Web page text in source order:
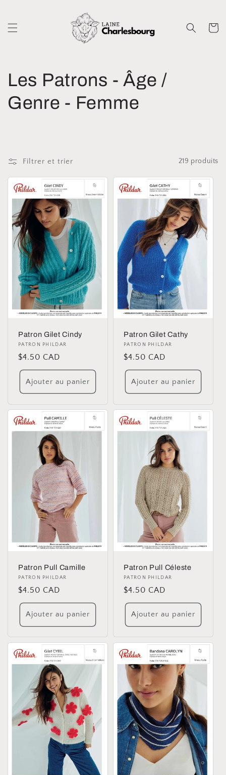
contenu
Panier
C
o
e
c
t
:
Les Patrons - Âge /
Genre - Femme
Filtrer et trier 219 produits
Patron Gilet Cindy
Distributeur :
PATRON PHILDAR
Prix
habituel
$4.50 CAD
Ajouter au panier
Patron Gilet Cathy
Distributeur :
PATRON PHILDAR
Prix
habituel
$4.50 CAD
Ajouter au panier
Patron Pull Camille
Distributeur :
PATRON PHILDAR
Prix
habituel
$4.50 CAD
Ajouter au panier
Patron Pull Céleste
Distributeur :
PATRON PHILDAR
Prix
habituel
$4.50 CAD
Ajouter au panier